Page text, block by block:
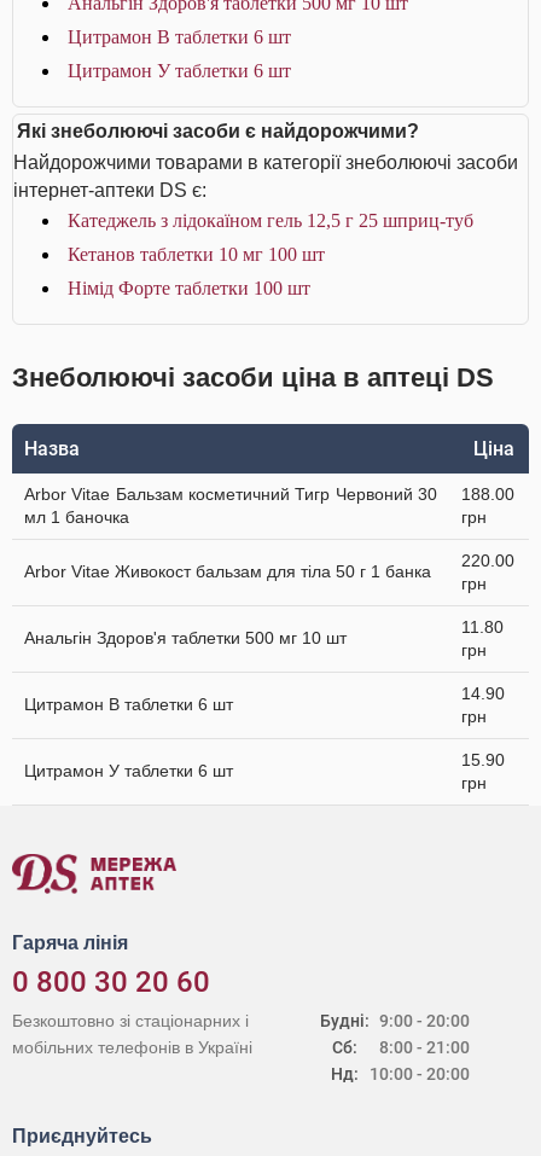
Цитрамон В таблетки 6 шт
Цитрамон У таблетки 6 шт
Які знеболюючі засоби є найдорожчими?
Найдорожчими товарами в категорії знеболюючі засоби
інтернет-аптеки DS є:
Катеджель з лідокаїном гель 12,5 г 25 шприц-туб
Кетанов таблетки 10 мг 100 шт
Німід Форте таблетки 100 шт
Знеболюючі засоби ціна в аптеці DS
Назва Ціна
Arbor Vitae Бальзам косметичний Тигр Червоний 30
мл 1 баночка
188.00
грн
Arbor Vitae Живокост бальзам для тіла 50 г 1 банка
220.00
грн
Анальгін Здоров'я таблетки 500 мг 10 шт
11.80
грн
Цитрамон В таблетки 6 шт
14.90
грн
Цитрамон У таблетки 6 шт
15.90
грн
Гаряча лінія
0 800 30 20 60
Будні:
Сб:
Нд:
9:00 - 20:00
8:00 - 21:00
10:00 - 20:00
Безкоштовно зі стаціонарних і
мобільних телефонів в Україні
Приєднуйтесь